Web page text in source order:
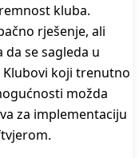
kluba.
rješenje, ali
se sagleda u
koji trenutno
možda
za implementaciju